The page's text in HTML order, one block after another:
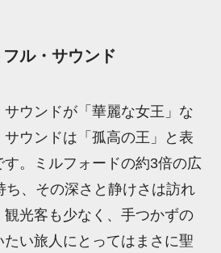
ル・サウンド
サウンドが「華麗な女王」な
サウンドは「孤高の王」と表
。ミルフォードの約3倍の広
ち、その深さと静けさは訪れ
観光客も少なく、手つかずの
い旅人にとってはまさに聖